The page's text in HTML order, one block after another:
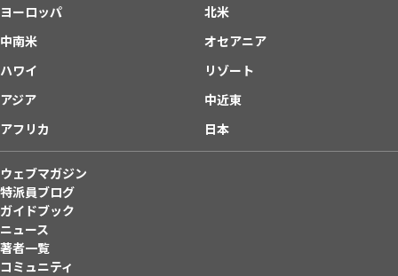
ヨーロッパ
北米
中南米
オセアニア
ハワイ
リゾート
アジア
中近東
アフリカ
日本
ウェブマガジン
特派員ブログ
ガイドブック
ニュース
著者一覧
コミュニティ